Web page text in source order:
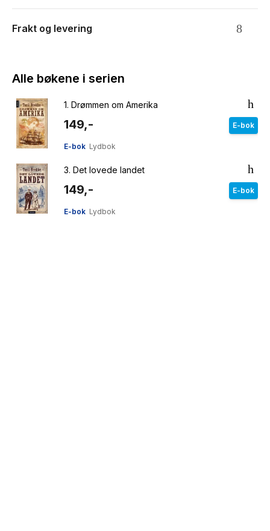
Frakt og levering
Alle bøkene i serien
1. Drømmen om Amerika
149,- E-bok
E-bok Lydbok
3. Det lovede landet
149,- E-bok
E-bok Lydbok